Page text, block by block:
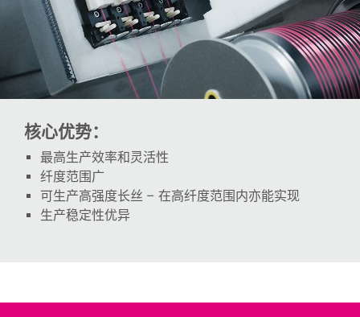
核心优势：
最高生产效率和灵活性
纤度范围广
可生产高强度长丝 – 在高纤度范围内亦能实现
生产稳定性优异